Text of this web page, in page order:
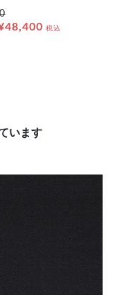
税込
います